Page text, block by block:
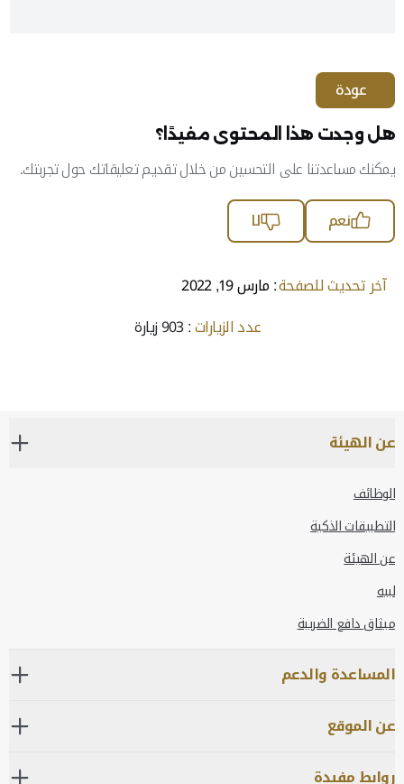
عودة
هل وجدت هذا المحتوى مفيدًا؟
يمكنك مساعدتنا على التحسين من خلال تقديم تعليقاتك حول تجربتك.
نعم
لا
آخر تحديث للصفحة: مارس 19, 2022
عدد الزيارات: 903 زيارة
عن الهيئة
الوظائف
التطبيقات الذكية
عن الهيئة
لبيه
ميثاق دافع الضريبة
المساعدة والدعم
عن الموقع
روابط مفيدة